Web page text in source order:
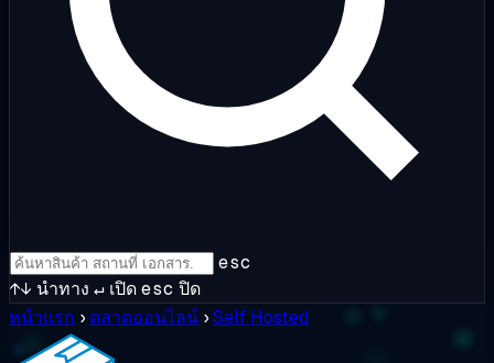
esc
↑↓ นำทาง ↵ เปิดesc ปิด
หน้าแรก › ตลาดออนไลน์ ›Self Hosted